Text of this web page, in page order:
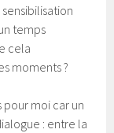
temps
cela
moments ?
pour moi car un
: entre la